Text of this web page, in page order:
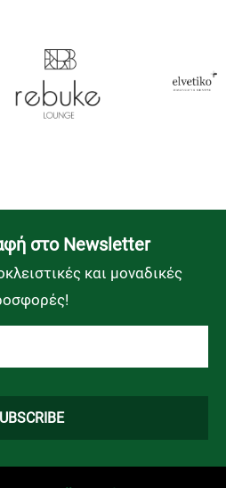
στο Newsletter
και μοναδικές